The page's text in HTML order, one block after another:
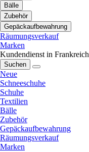
Bälle
Zubehör
Gepäckaufbewahrung
Räumungsverkauf
Marken
Kundendienst in Frankreich
Suchen
Neue
Schneeschuhe
Schuhe
Textilien
Bälle
Zubehör
Gepäckaufbewahrung
Räumungsverkauf
Marken